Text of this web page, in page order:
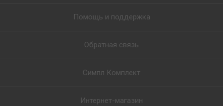
Помощь и поддержка
Обратная связь
Симпл Комплект
Интернет-магазин